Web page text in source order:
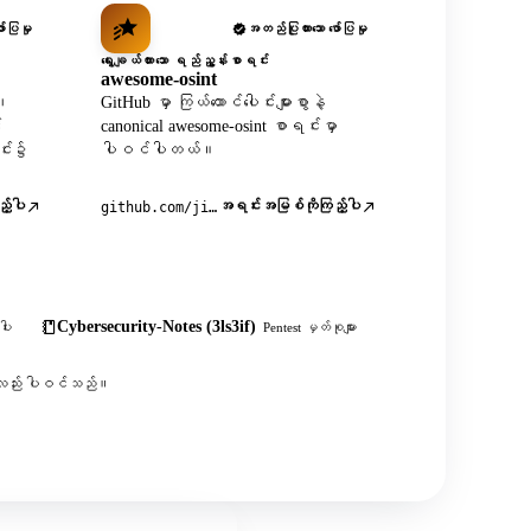
ာ်ပြမှု
း၌
ပါ
အတည်ပြုထားသော ဖော်ပြမှု
ရွေးချယ်ထားသော ရည်ညွှန်းစာရင်း
awesome-osint
GitHub မှာ ကြယ်ထောင်ပေါင်းများစွာနဲ့
canonical awesome-osint စာရင်းမှာ
ပါဝင်ပါတယ်။
github.com/jivoi/awesome-osint အရင်းအမြစ်ကိုကြည့်ပါ
း Cybersecurity-Notes (3ls3if) Pentest မှတ်စုများ
လည်း ပါဝင်သည်။